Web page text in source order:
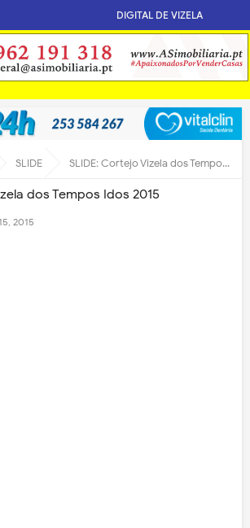
DIGITAL DE VIZELA
SLIDE SLIDE: Cortejo Vizela dos Tempos Idos 2015
dos Tempos Idos 2015
2015